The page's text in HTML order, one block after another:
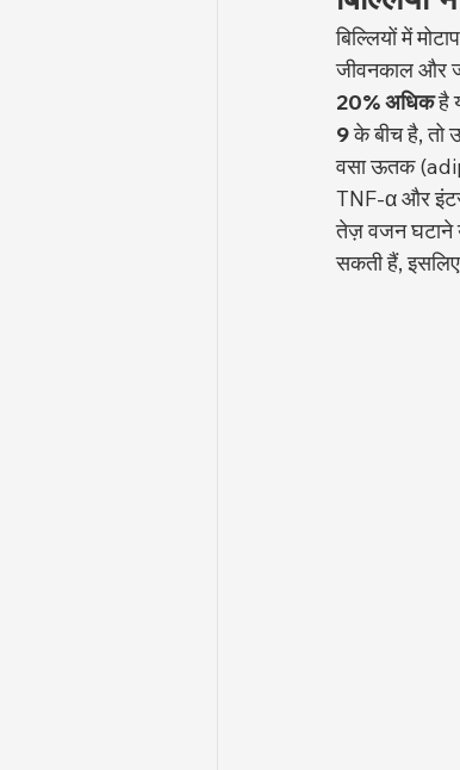
बिल्लियों में
जीवनकाल और
20% अधिक है
9 के बीच है, तो
वसा ऊतक
TNF-α और
तेज़ वजन घटाने
सकती हैं, इसलिए